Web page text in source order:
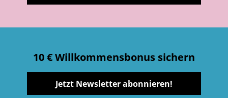
10 € Willkommensbonus sichern
Jetzt Newsletter abonnieren!